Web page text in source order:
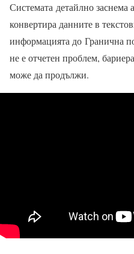
Системата детайлно заснема
конвертира данните в
информацията до Гранична
не е отчетен проблем,
може да продължи.